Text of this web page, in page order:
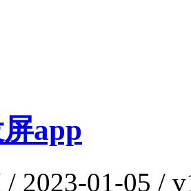
app
/ 2023-01-05 /